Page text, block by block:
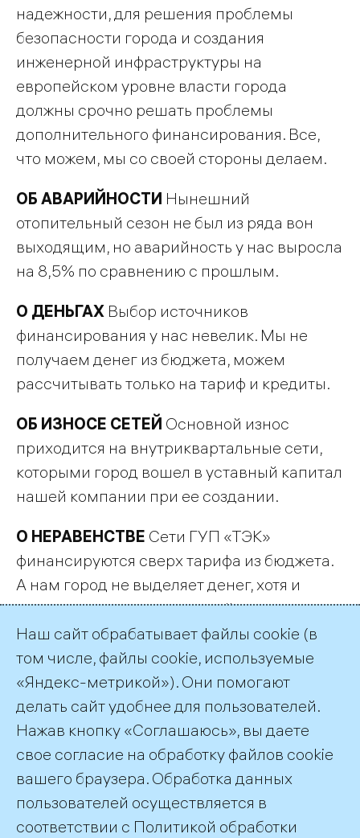
надежности, для решения проблемы
безопасности города и создания
инженерной инфраструктуры на
европейском уровне власти города
должны срочно решать проблемы
дополнительного финансирования. Все,
что можем, мы со своей стороны делаем.
ОБ АВАРИЙНОСТИ Нынешний
отопительный сезон не был из ряда вон
выходящим, но аварийность у нас выросла
на 8,5% по сравнению с прошлым.
О ДЕНЬГАХ Выбор источников
финансирования у нас невелик. Мы не
получаем денег из бюджета, можем
рассчитывать только на тариф и кредиты.
ОБ ИЗНОСЕ СЕТЕЙ Основной износ
приходится на внутриквартальные сети,
которыми город вошел в уставный капитал
нашей компании при ее создании.
О НЕРАВЕНСТВЕ Сети ГУП «ТЭК»
финансируются сверх тарифа из бюджета.
А нам город не выделяет денег, хотя и
является акционером нашей компании.
Деловой Петербург, №81 (19 мая 2016 г.),
Ольга Мягченко
← Все публикации
©2026 ПАО «ТГК–1»
Наш сайт обрабатывает файлы cookie (в
том числе, файлы cookie, используемые
«Яндекс-метрикой»). Они помогают
делать сайт удобнее для пользователей.
Нажав кнопку «Соглашаюсь», вы даете
свое согласие на обработку файлов cookie
вашего браузера. Обработка данных
пользователей осуществляется в
соответствии с Политикой обработки